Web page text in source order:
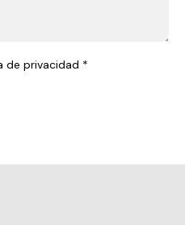
de privacidad *